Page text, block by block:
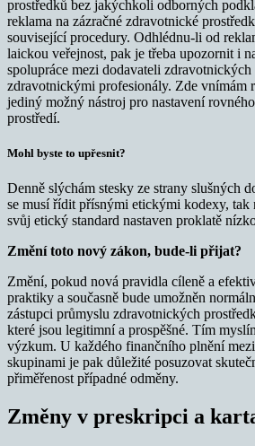
prostředků bez jakýchkoli odborných
reklama na zázračné zdravotnické
související procedury. Odhlédnu-li od
laickou veřejnost, pak je třeba upozornit i
spolupráce mezi dodavateli zdravotnických
zdravotnickými profesionály. Zde vnímám
jediný možný nástroj pro nastavení
prostředí.
Mohl byste to upřesnit?
Denně slýchám stesky ze strany slušných
se musí řídit přísnými etickými kodexy, tak
svůj etický standard nastaven proklatě
Změní toto nový zákon, bude-li přijat?
Změní, pokud nová pravidla cíleně a
praktiky a současně bude umožněn
zástupci průmyslu zdravotnických
které jsou legitimní a prospěšné. Tím
výzkum. U každého finančního plnění
skupinami je pak důležité posuzovat
přiměřenost případné odměny.
Změny v preskripci a